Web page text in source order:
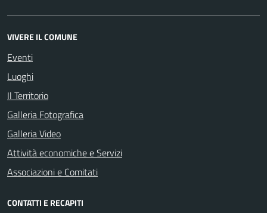
VIVERE IL COMUNE
Eventi
Luoghi
Il Territorio
Galleria Fotografica
Galleria Video
Attività economiche e Servizi
Associazioni e Comitati
CONTATTI E RECAPITI